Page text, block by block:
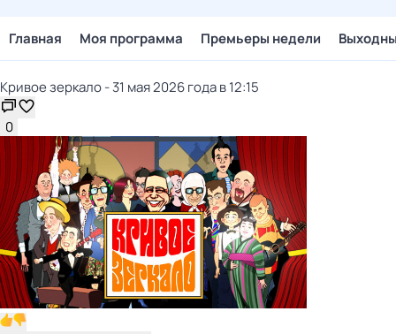
Главная Моя программа Премьеры недели
Кривое зеркало - 31 мая 2026 года в 12:15
0